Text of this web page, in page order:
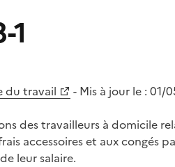
1
du travail - Mis à jour le : 01/
des travailleurs à domicile
accessoires et aux congés
leur salaire.